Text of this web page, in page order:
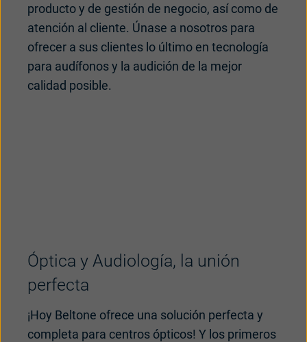
producto y de gestión de negocio, así como de
atención al cliente. Únase a nosotros para
ofrecer a sus clientes lo último en tecnología
para audífonos y la audición de la mejor
calidad posible.
Óptica y Audiología, la unión
perfecta
¡Hoy Beltone ofrece una solución perfecta y
completa para centros ópticos! Y los primeros